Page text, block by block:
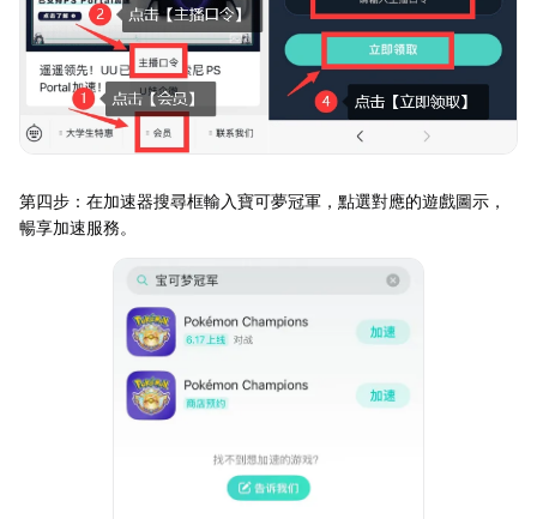
第四步：在加速器搜尋框輸入寶可夢冠軍，點選對應的遊戲圖示，
暢享加速服務。